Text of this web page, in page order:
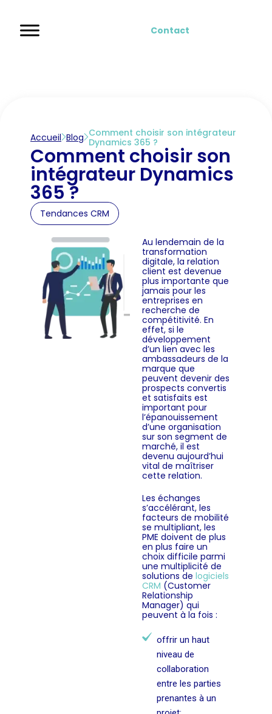
Contact
Accueil Blog Comment choisir son intégrateur
Dynamics 365 ?
Comment choisir son
intégrateur Dynamics
365 ?
Tendances CRM
Au lendemain de la
transformation
digitale, la relation
client est devenue
plus importante que
jamais pour les
entreprises en
recherche de
compétitivité. En
effet, si le
développement
d’un lien avec les
ambassadeurs de la
marque que
peuvent devenir des
prospects convertis
et satisfaits est
important pour
l’épanouissement
d’une organisation
sur son segment de
marché, il est
devenu aujourd’hui
vital de maîtriser
cette relation.
Les échanges
s’accélérant, les
facteurs de mobilité
se multipliant, les
PME doivent de plus
en plus faire un
choix difficile parmi
une multiplicité de
solutions de logiciels
CRM (Customer
Relationship
Manager) qui
peuvent à la fois :
offrir un haut
niveau de
collaboration
entre les parties
prenantes à un